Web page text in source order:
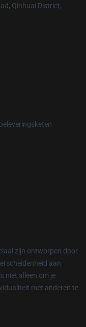
Qinhuai District,
zijn ontworpen door
aan
niet alleen om je
met anderen te